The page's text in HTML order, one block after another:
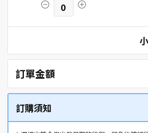
0
訂單金額
訂購須知